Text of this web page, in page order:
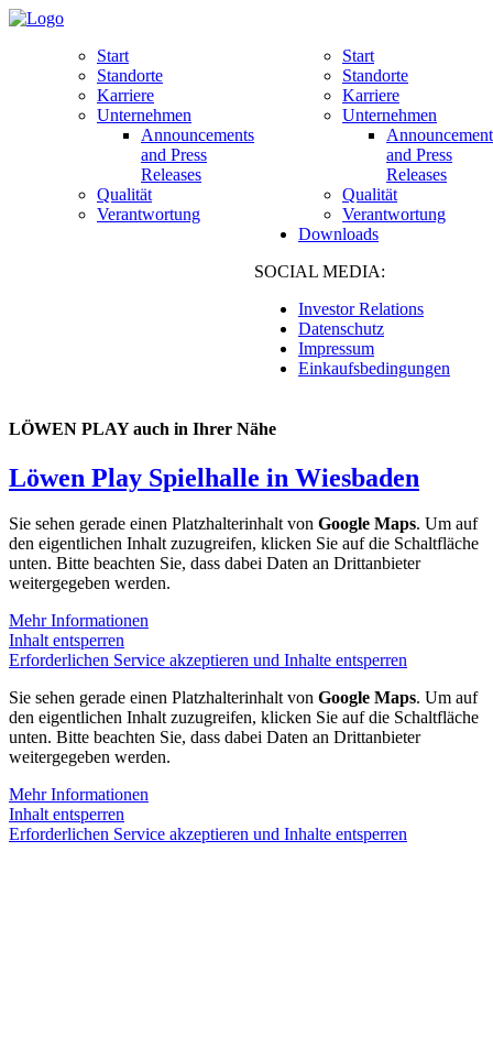
Start
Standorte
Karriere
Unternehmen
Announcements
and Press
Releases
Qualität
Verantwortung
Start
Standorte
Karriere
Unternehmen
and Press
Releases
Qualität
Verantwortung
Downloads
SOCIAL MEDIA:
Investor Relations
Datenschutz
Impressum
Einkaufsbedingungen
LÖWEN PLAY auch in Ihrer Nähe
Löwen Play Spielhalle in Wiesbaden
Sie sehen gerade einen Platzhalterinhalt von Google Maps. Um auf
den eigentlichen Inhalt zuzugreifen, klicken Sie auf die Schaltfläche
unten. Bitte beachten Sie, dass dabei Daten an Drittanbieter
weitergegeben werden.
Mehr Informationen
Inhalt entsperren
Erforderlichen Service akzeptieren und Inhalte entsperren
Sie sehen gerade einen Platzhalterinhalt von Google Maps. Um auf
den eigentlichen Inhalt zuzugreifen, klicken Sie auf die Schaltfläche
unten. Bitte beachten Sie, dass dabei Daten an Drittanbieter
weitergegeben werden.
Mehr Informationen
Inhalt entsperren
Erforderlichen Service akzeptieren und Inhalte entsperren